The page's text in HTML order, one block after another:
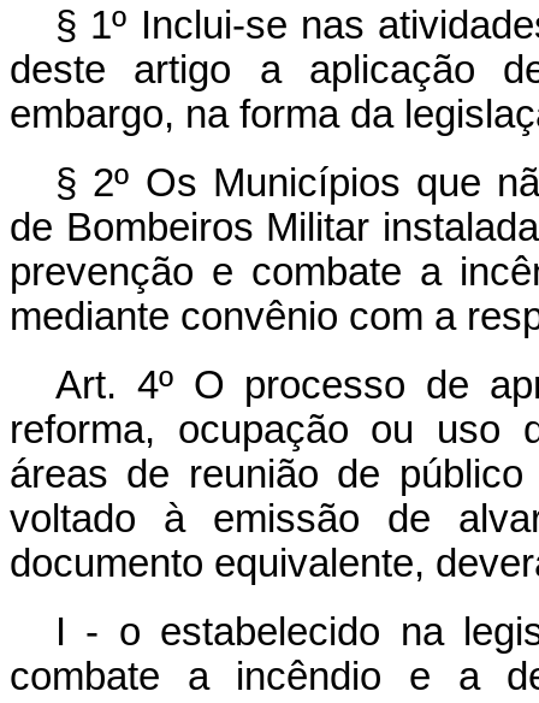
§ 1º Inclui-se nas
deste artigo a aplicação
embargo, na forma da
§ 2º Os Municípios que
de Bombeiros Militar
prevenção e combate a
mediante convênio com a
Art. 4º O processo de
reforma, ocupação ou uso
áreas de reunião de
voltado à emissão de
documento equivalente,
I - o estabelecido na
combate a incêndio e a